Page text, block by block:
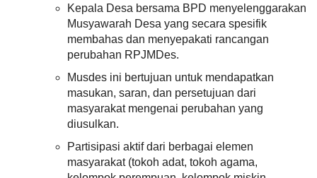
Kepala Desa bersama BPD menyelenggarakan
Musyawarah Desa yang secara spesifik
membahas dan menyepakati rancangan
perubahan RPJMDes.
Musdes ini bertujuan untuk mendapatkan
masukan, saran, dan persetujuan dari
masyarakat mengenai perubahan yang
diusulkan.
Partisipasi aktif dari berbagai elemen
masyarakat (tokoh adat, tokoh agama,
Kali
Pemdes
Mekarsari
Komit
Dukung
Program
BPJS
Ketenagakerjaan,
Hadiri
Sosialisasi
UCJ
dan
Penyerahan
Santunan
1.091.916.000,00
Realisasi
520.474.900,00